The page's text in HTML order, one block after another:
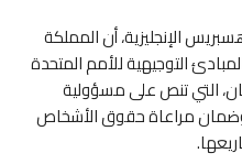
الإنجليزية، أن المملكة
التوجيهية للأمم المتحدة
التي تنص على مسؤولية
مراعاة حقوق الأشخاص